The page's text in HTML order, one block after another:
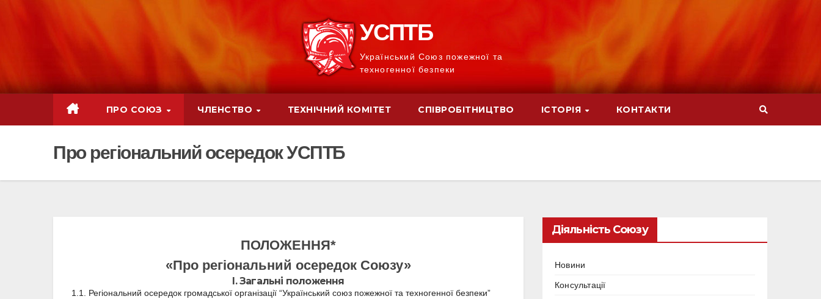
УСПТБ
Український Союз пожежної та
техногенної безпеки
ПРО СОЮЗ ЧЛЕНСТВО ТЕХНІЧНИЙ КОМІТЕТ СПІВРОБІТНИЦТВО ІСТОРІЯ КОНТАКТИ
Про регіональний осередок УСПТБ
ПОЛОЖЕННЯ*
«Про регіональний осередок Союзу»
І. Загальні положення
1.1. Регіональний осередок громадської організації “Український союз пожежної та техногенної безпеки”
Діяльність Союзу
Новини
Консультації